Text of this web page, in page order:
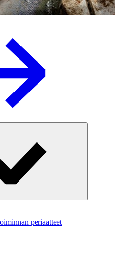
periaatteet